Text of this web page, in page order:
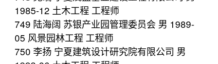
1985-12 土木工程 工程师
749 陆海阔 苏银产业园管理委员会 男 1989-
05 风景园林工程 工程师
750 李扬 宁夏建筑设计研究院有限公司 男